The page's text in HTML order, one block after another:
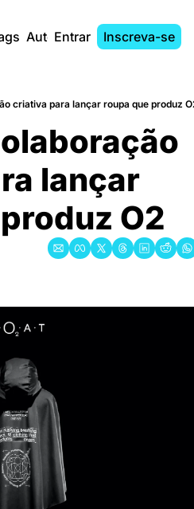
AutoresEntrar Inscreva-se
criativa para lançar roupa que produz
lançar
O2